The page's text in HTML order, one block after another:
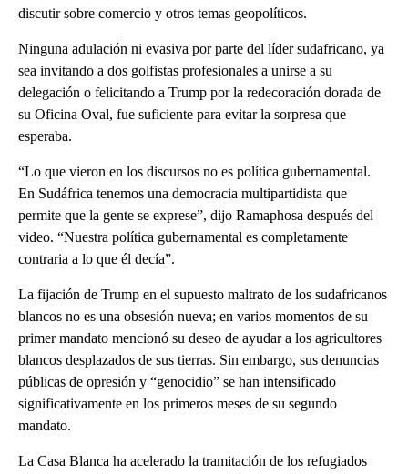
discutir sobre comercio y otros temas geopolíticos.
Ninguna adulación ni evasiva por parte del líder sudafricano, ya
sea invitando a dos golfistas profesionales a unirse a su
delegación o felicitando a Trump por la redecoración dorada de
su Oficina Oval, fue suficiente para evitar la sorpresa que
esperaba.
“Lo que vieron en los discursos no es política gubernamental.
En Sudáfrica tenemos una democracia multipartidista que
permite que la gente se exprese”, dijo Ramaphosa después del
video. “Nuestra política gubernamental es completamente
contraria a lo que él decía”.
La fijación de Trump en el supuesto maltrato de los sudafricanos
blancos no es una obsesión nueva; en varios momentos de su
primer mandato mencionó su deseo de ayudar a los agricultores
blancos desplazados de sus tierras. Sin embargo, sus denuncias
públicas de opresión y “genocidio” se han intensificado
significativamente en los primeros meses de su segundo
mandato.
La Casa Blanca ha acelerado la tramitación de los refugiados